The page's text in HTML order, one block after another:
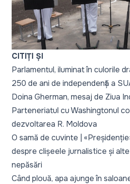
CITIȚI ȘI
Parlamentul, iluminat în culorile
250 de ani de independență a
Doina Gherman, mesaj de Ziua
Parteneriatul cu Washingtonul
dezvoltarea R. Moldova
O samă de cuvinte |
despre clișeele jurnalistice și
nepăsări
Când plouă, apa ajunge în